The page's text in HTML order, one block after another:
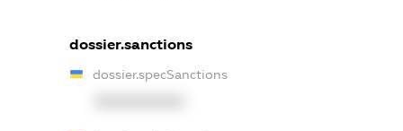
dossier.sanctions
dossier.specSanctions